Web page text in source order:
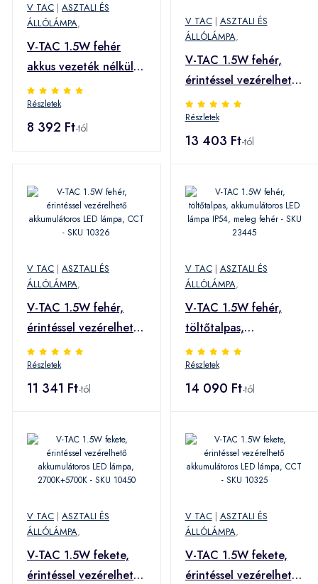
V TAC | ASZTALI ÉS
ÁLLÓLÁMPA,
V-TAC 1.5W fehér
akkus vezeték nélküli
LED lámpa, CCT - SKU
10324
Részletek
8 392 Ft-tól
V TAC| ASZTALI ÉS
ÁLLÓLÁMPA,
V-TAC 1.5W fehér,
érintéssel vezérelhető
akkumulátoros LED
lámpa, 2700K+5700K
- SKU 10449
Részletek
13 403 Ft-tól
V TAC | ASZTALI ÉS
ÁLLÓLÁMPA,
V-TAC 1.5W fehér,
érintéssel vezérelhető
akkumulátoros LED
lámpa, CCT - SKU
10326
Részletek
11 341 Ft-tól
V TAC| ASZTALI ÉS
ÁLLÓLÁMPA,
V-TAC 1.5W fehér,
töltőtalpas,
akkumulátoros LED
lámpa IP54, meleg
fehér - SKU 23445
Részletek
14 090 Ft-tól
V TAC | ASZTALI ÉS
ÁLLÓLÁMPA,
V-TAC 1.5W fekete,
érintéssel vezérelhető
V TAC| ASZTALI ÉS
ÁLLÓLÁMPA,
V-TAC 1.5W fekete,
érintéssel vezérelhető